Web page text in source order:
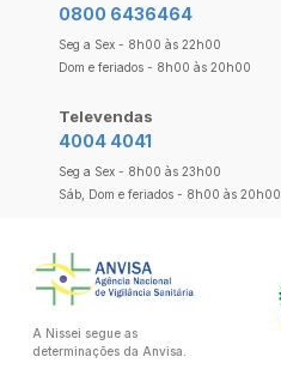
0800 6436464
Seg a Sex - 8h00 às 22h00
Dom e feriados - 8h00 às 20h00
Televendas
4004 4041
Seg a Sex - 8h00 às 23h00
Sáb, Dom e feriados - 8h00 às 20h00
A Nissei segue as
determinações da Anvisa.